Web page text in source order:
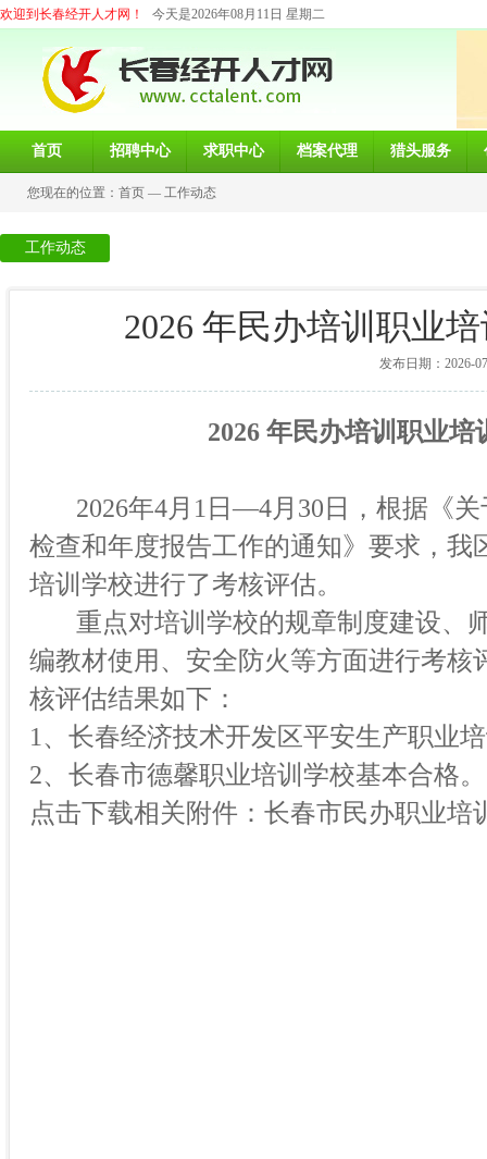
欢迎到长春经开人才网！ 今天是2026年08月11日 星期二
首页 招聘中心 求职中心 档案代理 猎头服务
您现在的位置： 首页 — 工作动态
工作动态
2026 年民办培训职业
发布日期：2026-
2026 年民办培训职业培
2026年4月1 日—4月30日，根据《
检查和年度报告工作的通知》要求，我
培训学校进行了考核评估。
重点对培训学校的规章制度建设、
编教材使用、安全防火等方面进行考
核评估结果如下：
1、长春经济技术开发区平安生产职业
2、长春市德馨职业培训学校基本合格。
点击下载相关附件：长春市民办职业培